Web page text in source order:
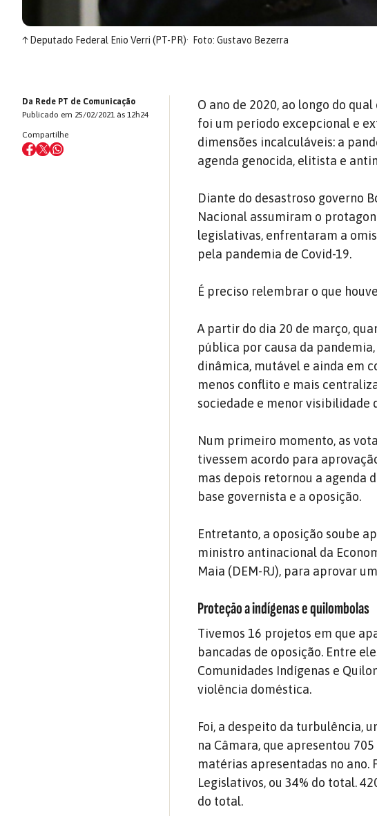
↑Deputado Federal Enio Verri (PT-PR) Foto: Gustavo Bezerra
Da Rede PT de Comunicação
Publicado em 25/02/2021 às 12h24
Compartilhe
O ano de 2020, ao longo do
foi um período excepcional e
dimensões incalculáveis: a
agenda genocida, elitista e
Diante do desastroso governo
Nacional assumiram o
legislativas, enfrentaram a
pela pandemia de Covid-19.
É preciso relembrar o que
A partir do dia 20 de março,
pública por causa da
dinâmica, mutável e ainda em
menos conflito e mais
sociedade e menor visibilidade
Num primeiro momento, as
tivessem acordo para
mas depois retornou a agenda
base governista e a oposição.
Entretanto, a oposição soube
ministro antinacional da
Maia (DEM-RJ), para aprovar
Proteção a indígenas e quilombolas
Tivemos 16 projetos em que
bancadas de oposição. Entre
Comunidades Indígenas e
violência doméstica.
Foi, a despeito da turbulência,
na Câmara, que apresentou
matérias apresentadas no ano.
Legislativos, ou 34% do total.
do total.